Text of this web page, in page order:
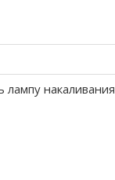
лампу накаливания